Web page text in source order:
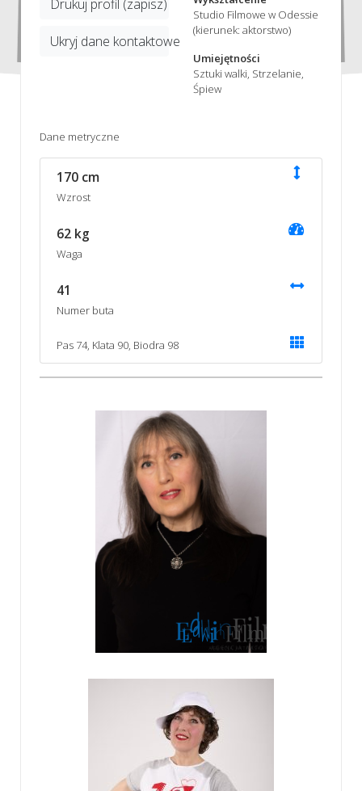
Drukuj profil (zapisz)
Ukryj dane kontaktowe
Studio Filmowe w Odessie
(kierunek: aktorstwo)
Umiejętności
Sztuki walki, Strzelanie,
Śpiew
Dane metryczne
170 cm
Wzrost
62 kg
Waga
41
Numer buta
Pas 74, Klata 90, Biodra 98